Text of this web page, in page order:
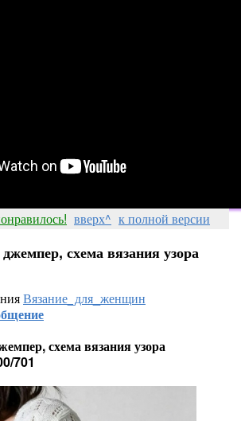
вверх^ к полной версии
схема вязания узора
Вязание_для_женщин
схема вязания узора
701